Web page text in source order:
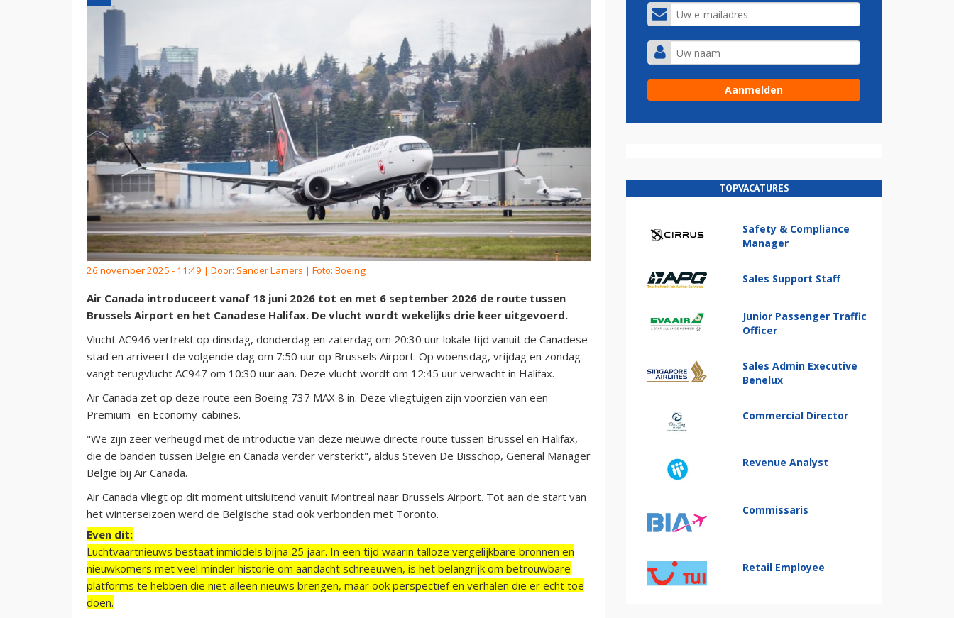
26 november 2025 - 11:49 | Door: Sander Lamers | Foto: Boeing
Air Canada introduceert vanaf 18 juni 2026 tot en met 6 september 2026 de route tussen
Brussels Airport en het Canadese Halifax. De vlucht wordt wekelijks drie keer uitgevoerd.
Vlucht AC946 vertrekt op dinsdag, donderdag en zaterdag om 20:30 uur lokale tijd vanuit de Canadese
stad en arriveert de volgende dag om 7:50 uur op Brussels Airport. Op woensdag, vrijdag en zondag
vangt terugvlucht AC947 om 10:30 uur aan. Deze vlucht wordt om 12:45 uur verwacht in Halifax.
Air Canada zet op deze route een Boeing 737 MAX 8 in. Deze vliegtuigen zijn voorzien van een
Premium- en Economy-cabines.
"We zijn zeer verheugd met de introductie van deze nieuwe directe route tussen Brussel en Halifax,
die de banden tussen België en Canada verder versterkt", aldus Steven De Bisschop, General Manager
België bij Air Canada.
Air Canada vliegt op dit moment uitsluitend vanuit Montreal naar Brussels Airport. Tot aan de start van
het winterseizoen werd de Belgische stad ook verbonden met Toronto.
Even dit:
Luchtvaartnieuws bestaat inmiddels bijna 25 jaar. In een tijd waarin talloze vergelijkbare bronnen en
nieuwkomers met veel minder historie om aandacht schreeuwen, is het belangrijk om betrouwbare
platforms te hebben die niet alleen nieuws brengen, maar ook perspectief en verhalen die er echt toe
doen.
TOPVACATURES
Safety & Compliance
Manager
Sales Support Staff
Junior Passenger Traffic
Officer
Sales Admin Executive
Benelux
Commercial Director
Revenue Analyst
Commissaris
Retail Employee